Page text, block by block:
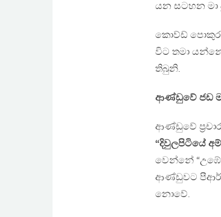
යන සටහන මා
කොව්ඩ් පොකුර
විට තමා
තිබුනි.
ආණ්ඩුවේ ජඩ
ආණ්ඩුවේ
“දිවුලපිටියේ
වෙන්නේ
ආණ්ඩුවට
නොවේ.